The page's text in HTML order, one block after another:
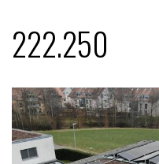
222.250